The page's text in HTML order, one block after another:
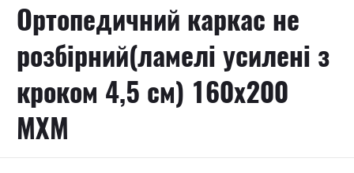
Ортопедичний каркас не
розбірний(ламелі усилені з
кроком 4,5 см) 160х200
МХМ